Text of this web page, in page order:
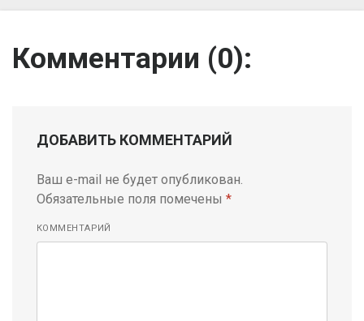
Комментарии (0):
ДОБАВИТЬ КОММЕНТАРИЙ
Ваш e-mail не будет опубликован.
Обязательные поля помечены *
КОММЕНТАРИЙ